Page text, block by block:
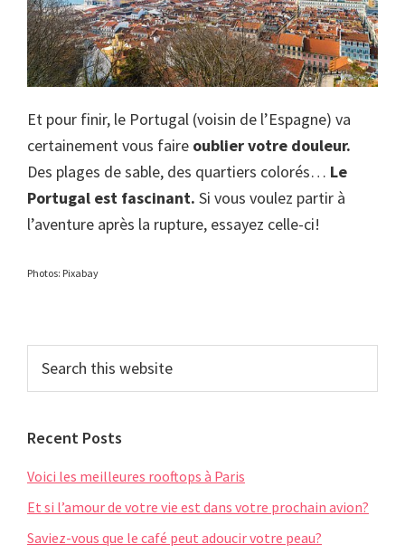
Et pour finir, le Portugal (voisin de l’Espagne) va
certainement vous faire oublier votre douleur.
Des plages de sable, des quartiers colorés… Le
Portugal est fascinant. Si vous voulez partir à
l’aventure après la rupture, essayez celle-ci!
Photos: Pixabay
Primary
Sidebar
this
Recent Posts
Voici les meilleures rooftops à Paris
Et si l’amour de votre vie est dans votre prochain avion?
Saviez-vous que le café peut adoucir votre peau?